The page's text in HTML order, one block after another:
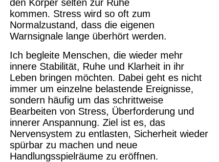
den Körper selten zur Ruhe
kommen. Stress wird so oft zum
Normalzustand, dass die eigenen
Warnsignale lange überhört werden.
Ich begleite Menschen, die wieder mehr
innere Stabilität, Ruhe und Klarheit in ihr
Leben bringen möchten. Dabei geht es nicht
immer um einzelne belastende Ereignisse,
sondern häufig um das schrittweise
Bearbeiten von Stress, Überforderung und
innerer Anspannung. Ziel ist es, das
Nervensystem zu entlasten, Sicherheit wieder
spürbar zu machen und neue
Handlungsspielräume zu eröffnen.